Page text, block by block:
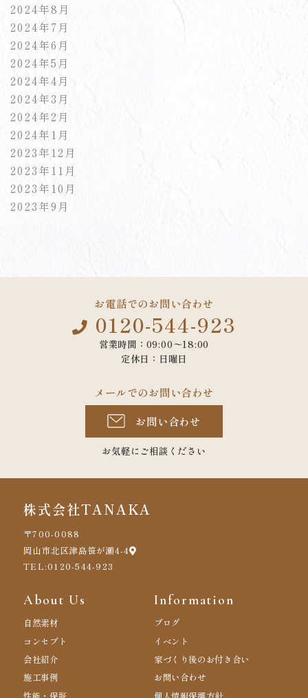
2024年8月
2024年7月
2024年6月
2024年5月
2024年4月
2024年3月
2024年2月
2024年1月
2023年12月
2023年11月
2023年10月
2023年9月
お電話でのお問い合わせ
0120-544-923
営業時間：09:00〜18:00
定休日：日曜日
メールでのお問い合わせ
お問い合わせ
お気軽にご相談ください
株式会社TANAKA
〒700-0088
岡山市北区津島笹が瀬4-4
TEL:0120-544-923
About Us
自然素材
コンセプト
会社紹介
施工事例
Information
ブログ
イベント
家づくり後のお付き合い
お問い合わせ